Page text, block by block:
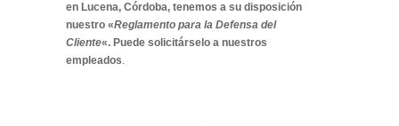
en Lucena, Córdoba, tenemos a su disposición
nuestro «Reglamento para la Defensa del
Cliente«. Puede solicitárselo a nuestros
empleados.